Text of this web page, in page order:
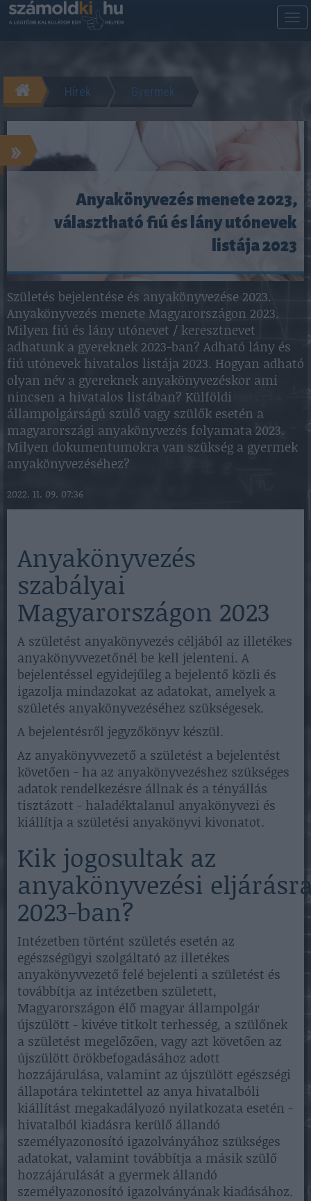
Hírek Gyermek
»
Anyakönyvezés menete 2023,
választható fiú és lány utónevek
listája 2023
Születés bejelentése és anyakönyvezése 2023.
Anyakönyvezés menete Magyarországon 2023.
Milyen fiú és lány utónevet / keresztnevet
adhatunk a gyereknek 2023-ban? Adható lány és
fiú utónevek hivatalos listája 2023. Hogyan adható
olyan név a gyereknek anyakönyvezéskor ami
nincsen a hivatalos listában? Külföldi
állampolgárságú szülő vagy szülők esetén a
magyarországi anyakönyvezés folyamata 2023.
Milyen dokumentumokra van szükség a gyermek
anyakönyvezéséhez?
2022. 11. 09. 07:36
Anyakönyvezés
szabályai
Magyarországon 2023
A születést anyakönyvezés céljából az illetékes
anyakönyvvezetőnél be kell jelenteni. A
bejelentéssel egyidejűleg a bejelentő közli és
igazolja mindazokat az adatokat, amelyek a
születés anyakönyvezéséhez szükségesek.
A bejelentésről jegyzőkönyv készül.
Az anyakönyvvezető a születést a bejelentést
követően - ha az anyakönyvezéshez szükséges
adatok rendelkezésre állnak és a tényállás
tisztázott - haladéktalanul anyakönyvezi és
kiállítja a születési anyakönyvi kivonatot.
Kik jogosultak az
anyakönyvezési
2023-ban?
Intézetben történt születés esetén az
egészségügyi szolgáltató az illetékes
anyakönyvvezető felé bejelenti a születést és
továbbítja az intézetben született,
Magyarországon élő magyar állampolgár
újszülött - kivéve titkolt terhesség, a szülőnek
a születést megelőzően, vagy azt követően az
újszülött örökbefogadásához adott
hozzájárulása, valamint az újszülött egészségi
állapotára tekintettel az anya hivatalbóli
kiállítást megakadályozó nyilatkozata esetén -
hivatalból kiadásra kerülő állandó
személyazonosító igazolványához szükséges
adatokat, valamint továbbítja a másik szülő
hozzájárulását a gyermek állandó
személyazonosító igazolványának kiadásához.